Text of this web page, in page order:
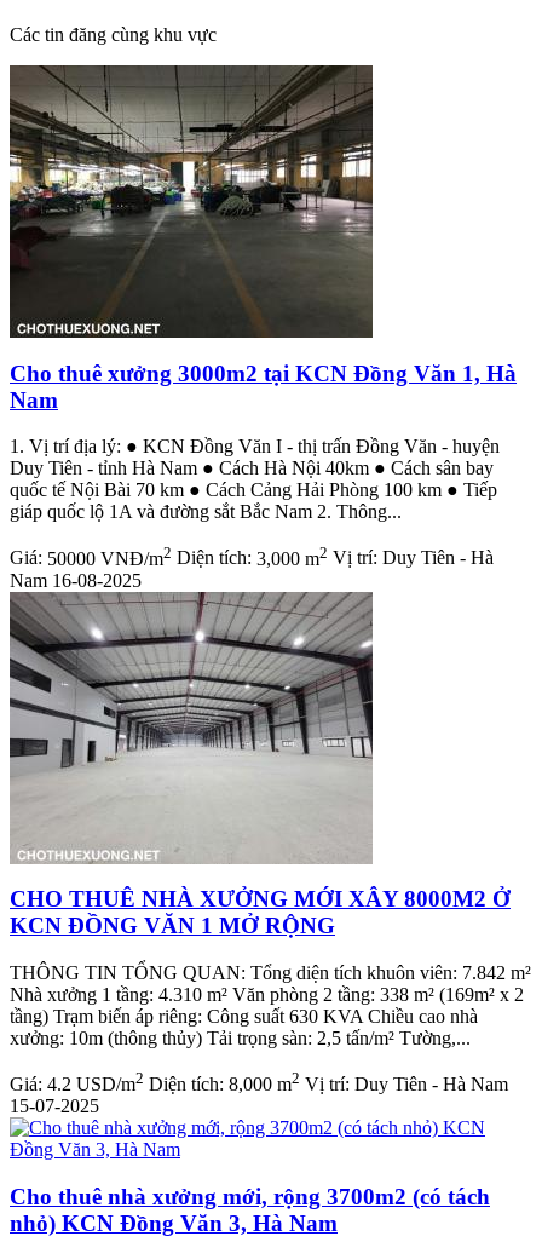
Các tin đăng cùng khu vực
Cho thuê xưởng 3000m2 tại KCN Đồng Văn 1, Hà
Nam
1. Vị trí địa lý: ● KCN Đồng Văn I - thị trấn Đồng Văn - huyện
Duy Tiên - tỉnh Hà Nam ● Cách Hà Nội 40km ● Cách sân bay
quốc tế Nội Bài 70 km ● Cách Cảng Hải Phòng 100 km ● Tiếp
giáp quốc lộ 1A và đường sắt Bắc Nam 2. Thông...
Giá: 50000 VNĐ/m2 Diện tích: 3,000 m2 Vị trí: Duy Tiên - Hà
Nam 16-08-2025
CHO THUÊ NHÀ XƯỞNG MỚI XÂY 8000M2 Ở
KCN ĐỒNG VĂN 1 MỞ RỘNG
THÔNG TIN TỔNG QUAN: Tổng diện tích khuôn viên: 7.842 m²
Nhà xưởng 1 tầng: 4.310 m² Văn phòng 2 tầng: 338 m² (169m² x 2
tầng) Trạm biến áp riêng: Công suất 630 KVA Chiều cao nhà
xưởng: 10m (thông thủy) Tải trọng sàn: 2,5 tấn/m² Tường,...
Giá: 4.2 USD/m2 Diện tích: 8,000 m2 Vị trí: Duy Tiên - Hà Nam
15-07-2025
Cho thuê nhà xưởng mới, rộng 3700m2 (có tách
nhỏ) KCN Đồng Văn 3, Hà Nam